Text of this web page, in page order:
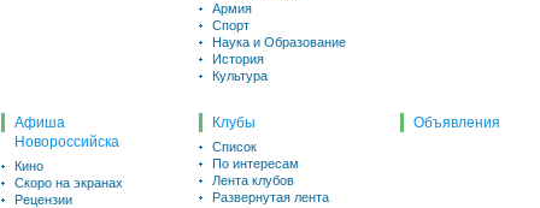
Армия
Спорт
Наука и Образование
История
Культура
Афиша
Новороссийска
Кино
Скоро на экранах
Рецензии
Клубы
Список
По интересам
Лента клубов
Развернутая лента
Объявления